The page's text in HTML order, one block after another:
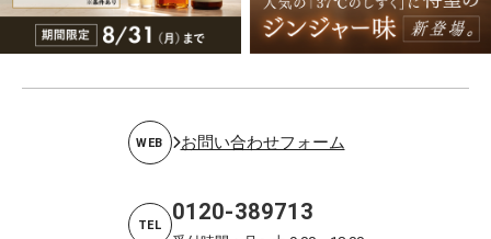
WEB お問い合わせフォーム
TEL 0120-389713